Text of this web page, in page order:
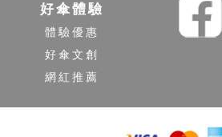
好傘體驗
體驗優惠
好傘文創
網紅推薦